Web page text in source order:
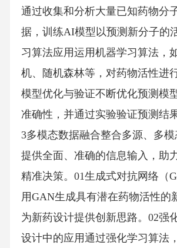
通过收集和分析大量已知药物分
据，训练AI模型以预测新分子的
习算法应用运用机器学习算法，
机、随机森林等，对药物活性进
模型优化与验证不断优化预测模
准确性，并通过实验验证预测结
3多模态数据融合整合多源、多
提供全面、准确的信息输入，助
精准决策。01生成式对抗网络（
用GAN生成具有潜在药物活性的
为新药设计提供创新思路。02强
设计中的应用通过强化学习算法